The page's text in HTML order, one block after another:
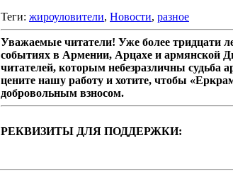
Теги: жироуловители, Новости, разное
Уважаемые читатели! Уже более тридцати
событиях в Армении, Арцахе и армянской
читателей, которым небезразличны судьба
цените нашу работу и хотите, чтобы
добровольным взносом.
РЕКВИЗИТЫ ДЛЯ ПОДДЕРЖКИ: